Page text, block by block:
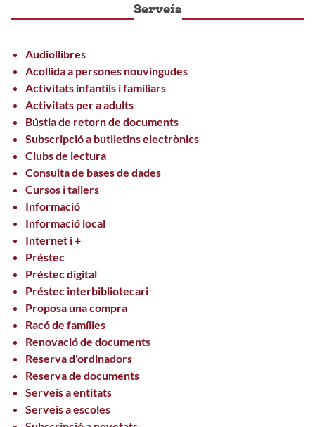
Serveis
Audiollibres
Acollida a persones nouvingudes
Activitats infantils i familiars
Activitats per a adults
Bústia de retorn de documents
Subscripció a butlletins electrònics
Clubs de lectura
Consulta de bases de dades
Cursos i tallers
Informació
Informació local
Internet i +
Préstec
Préstec digital
Préstec interbibliotecari
Proposa una compra
Racó de famílies
Renovació de documents
Reserva d'ordinadors
Reserva de documents
Serveis a entitats
Serveis a escoles